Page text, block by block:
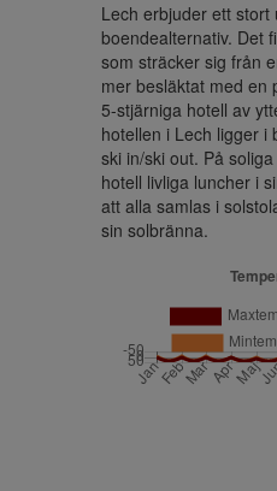
Lech erbjuder ett stort
boendealternativ. Det
som sträcker sig från
mer besläktat med en
5-stjärniga hotell av
hotellen i Lech ligger i
ski in/ski out. På
hotell livliga luncher i
att alla samlas i
sin solbränna.